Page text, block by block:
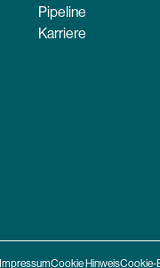
Pipeline
Karriere
ImpressumCookie HinweisCookie-